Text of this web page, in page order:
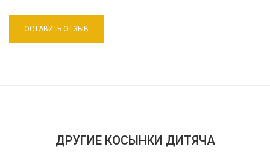
ДРУГИЕ КОСЫНКИ ДИТЯЧА